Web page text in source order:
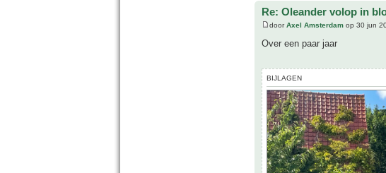
Re: Oleander volop in
doorAxel Amsterdam op 30 jun
Over een paar jaar
BIJLAGEN